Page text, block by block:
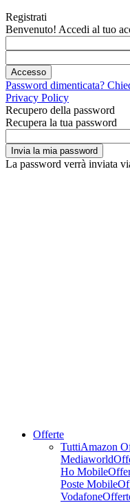
Registrati
Benvenuto! Accedi al tuo
Password dimenticata?
Privacy Policy
Recupero della password
Recupera la tua password
La password verrà inviata
Offerte
TuttiAmazon
Mediaworld
Ho Mobile
Poste Mobile
Vodafone